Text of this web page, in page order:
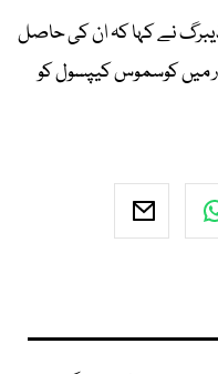
نے کہا کہ ان کی حاصل
میں کوسموس کیپسول کو